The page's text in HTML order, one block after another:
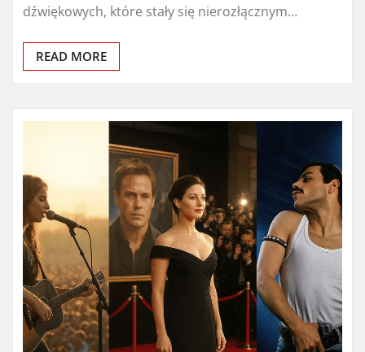
dźwiękowych, które stały się nierozłącznym…
READ MORE